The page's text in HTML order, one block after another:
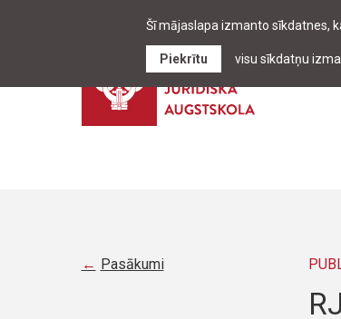
Šī mājaslapa izmanto sīkdatnes,
Piekrītu visu sīkdatņu
Pasākumi